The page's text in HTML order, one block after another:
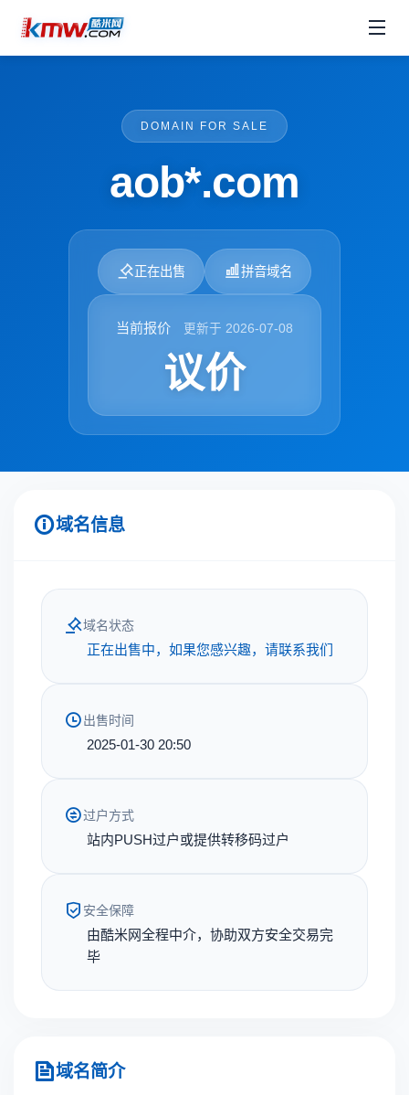
DOMAIN FOR SALE
aob*.com
正在出售 拼音域名
当前报价 更新于 2026-07-08
议价
域名信息
域名状态
正在出售中，如果您感兴趣，请联系我们
出售时间
2025-01-30 20:50
过户方式
站内PUSH过户或提供转移码过户
安全保障
由酷米网全程中介，协助双方安全交易完
毕
域名简介